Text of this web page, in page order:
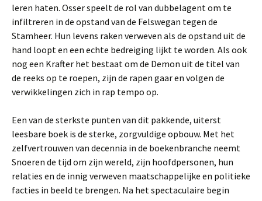
leren haten. Osser speelt de rol van dubbelagent om te
infiltreren in de opstand van de Felswegan tegen de
Stamheer. Hun levens raken verweven als de opstand uit de
hand loopt en een echte bedreiging lijkt te worden. Als ook
nog een Krafter het bestaat om de Demon uit de titel van
de reeks op te roepen, zijn de rapen gaar en volgen de
verwikkelingen zich in rap tempo op.
Een van de sterkste punten van dit pakkende, uiterst
leesbare boek is de sterke, zorgvuldige opbouw. Met het
zelfvertrouwen van decennia in de boekenbranche neemt
Snoeren de tijd om zijn wereld, zijn hoofdpersonen, hun
relaties en de innig verweven maatschappelijke en politieke
facties in beeld te brengen. Na het spectaculaire begin